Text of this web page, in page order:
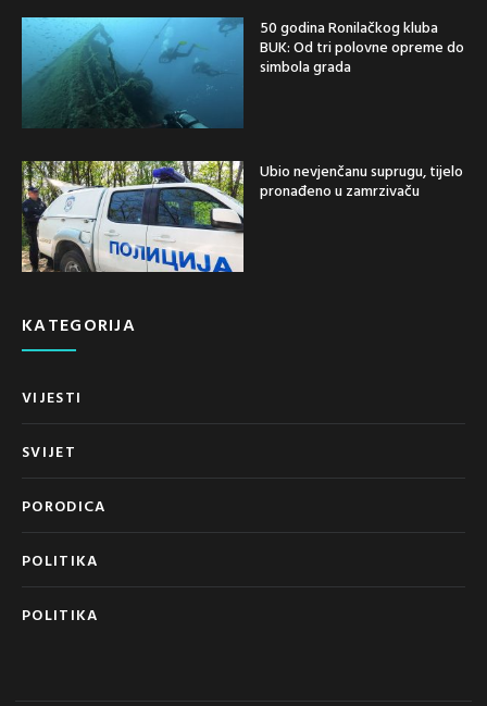
50 godina Ronilačkog kluba
BUK: Od tri polovne opreme do
simbola grada
Ubio nevjenčanu suprugu, tijelo
pronađeno u zamrzivaču
KATEGORIJA
VIJESTI
SVIJET
PORODICA
POLITIKA
POLITIKA